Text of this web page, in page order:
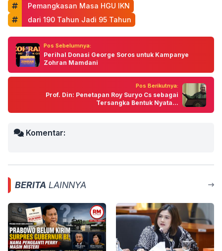
Pemangkasan Masa HGU IKN
dari 190 Tahun Jadi 95 Tahun
Pos Sebelumnya:
Perihal Donasi George Soros untuk Kampanye
Zohran Mamdani
Pos Berikutnya:
Prof. Din: Penetapan Roy Suryo Cs sebagai
Tersangka Bentuk Nyata...
Komentar:
BERITA LAINNYA